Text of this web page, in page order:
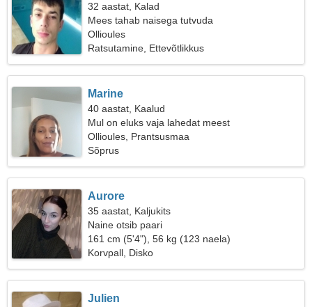
32 aastat, Kalad
Mees tahab naisega tutvuda
Ollioules
Ratsutamine, Ettevõtlikkus
Marine
40 aastat, Kaalud
Mul on eluks vaja lahedat meest
Ollioules, Prantsusmaa
Sõprus
Aurore
35 aastat, Kaljukits
Naine otsib paari
161 cm (5'4"), 56 kg (123 naela)
Korvpall, Disko
Julien